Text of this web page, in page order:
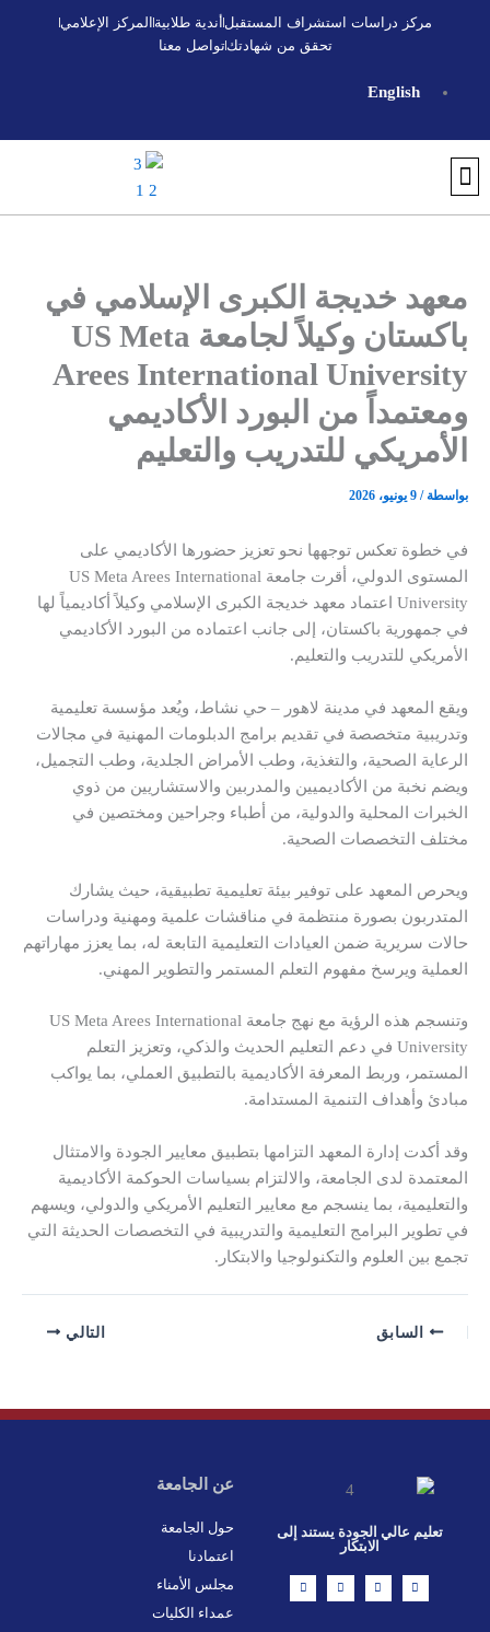
مركز دراسات استشراف المستقبلأندية طلابية المركز الإعلامي
تحقق من شهادتكتواصل معنا
English
معهد خديجة الكبرى الإسلامي في
باكستان وكيلاً لجامعة US Meta
Arees International University
ومعتمداً من البورد الأكاديمي
الأمريكي للتدريب والتعليم
بواسطة / 9 يونيو، 2026
في خطوة تعكس توجهها نحو تعزيز حضورها الأكاديمي على
المستوى الدولي، أقرت جامعة US Meta Arees International
University اعتماد معهد خديجة الكبرى الإسلامي وكيلاً أكاديمياً لها
في جمهورية باكستان، إلى جانب اعتماده من البورد الأكاديمي
الأمريكي للتدريب والتعليم.
ويقع المعهد في مدينة لاهور – حي نشاط، ويُعد مؤسسة تعليمية
وتدريبية متخصصة في تقديم برامج الدبلومات المهنية في مجالات
الرعاية الصحية، والتغذية، وطب الأمراض الجلدية، وطب التجميل،
ويضم نخبة من الأكاديميين والمدربين والاستشاريين من ذوي
الخبرات المحلية والدولية، من أطباء وجراحين ومختصين في
مختلف التخصصات الصحية.
ويحرص المعهد على توفير بيئة تعليمية تطبيقية، حيث يشارك
المتدربون بصورة منتظمة في مناقشات علمية ومهنية ودراسات
حالات سريرية ضمن العيادات التعليمية التابعة له، بما يعزز مهاراتهم
العملية ويرسخ مفهوم التعلم المستمر والتطوير المهني.
وتنسجم هذه الرؤية مع نهج جامعة US Meta Arees International
University في دعم التعليم الحديث والذكي، وتعزيز التعلم
المستمر، وربط المعرفة الأكاديمية بالتطبيق العملي، بما يواكب
مبادئ وأهداف التنمية المستدامة.
وقد أكدت إدارة المعهد التزامها بتطبيق معايير الجودة والامتثال
المعتمدة لدى الجامعة، والالتزام بسياسات الحوكمة الأكاديمية
والتعليمية، بما ينسجم مع معايير التعليم الأمريكي والدولي، ويسهم
في تطوير البرامج التعليمية والتدريبية في التخصصات الحديثة التي
تجمع بين العلوم والتكنولوجيا والابتكار.
السابق التالي
تعليم عالي الجودة يستند إلى
الابتكار
I
n
s
F
a
c
X
-
t
L
i
n
عن الجامعة
حول الجامعة
اعتمادنا
مجلس الأمناء
عمداء الكليات